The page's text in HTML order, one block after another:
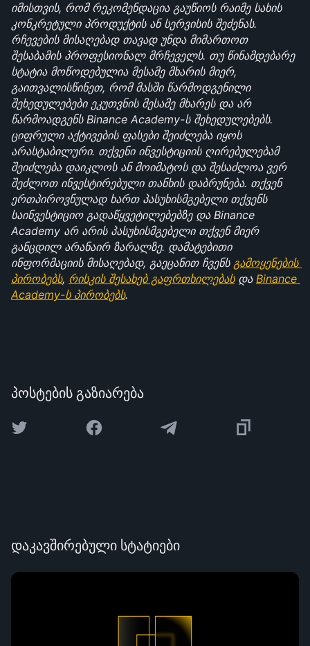
იმისთვის, რომ რეკომენდაცია გაუწიოს რაიმე სახის
კონკრეტული პროდუქტის ან სერვისის შეძენას.
რჩევების მისაღებად თავად უნდა მიმართოთ
შესაბამის პროფესიონალ მრჩეველს. თუ წინამდებარე
სტატია მოწოდებულია მესამე მხარის მიერ,
გაითვალისწინეთ, რომ მასში წარმოდგენილი
შეხედულებები ეკუთვნის მესამე მხარეს და არ
წარმოადგენს Binance Academy-ს შეხედულებებს.
ციფრული აქტივების ფასები შეიძლება იყოს
არასტაბილური. თქვენი ინვესტიციის ღირებულებამ
შეიძლება დაიკლოს ან მოიმატოს და შესაძლოა ვერ
შეძლოთ ინვესტირებული თანხის დაბრუნება. თქვენ
ერთპიროვნულად ხართ პასუხისმგებელი თქვენს
საინვესტიციო გადაწყვეტილებებზე და Binance
Academy არ არის პასუხისმგებელი თქვენ მიერ
განცდილ არანაირ ზარალზე. დამატებითი
ინფორმაციის მისაღებად, გაეცანით ჩვენს გამოყენების
პირობებს, რისკის შესახებ გაფრთხილებას და Binance
Academy-ს პირობებს.
პოსტების გაზიარება
დაკავშირებული სტატიები